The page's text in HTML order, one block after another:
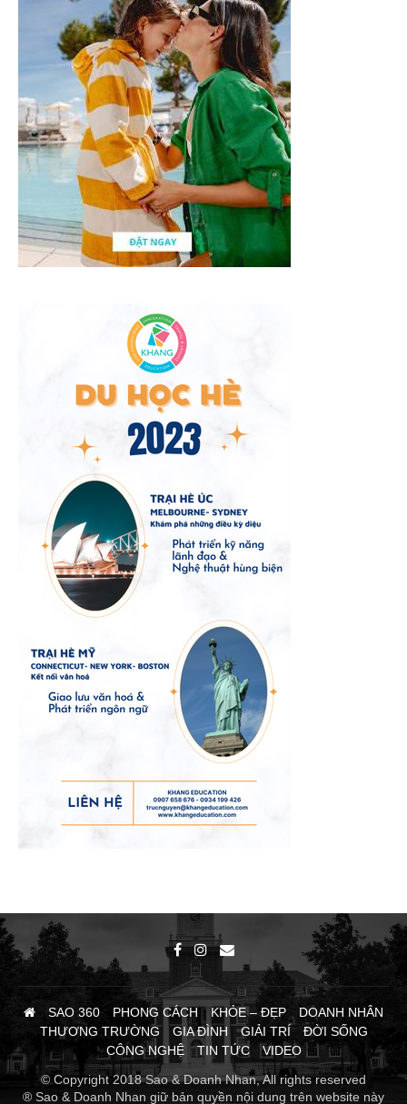
SAO 360 PHONG CÁCH KHỎE – ĐẸP
DOANH NHÂN
THƯƠNG TRƯỜNG
GIA ĐÌNH GIẢI TRÍ
ĐỜI SỐNG
CÔNG NGHỆ
TIN TỨC
VIDEO
© Copyright 2018 Sao & Doanh Nhan, All rights reserved
® Sao & Doanh Nhan giữ bản quyền nội dung trên website này